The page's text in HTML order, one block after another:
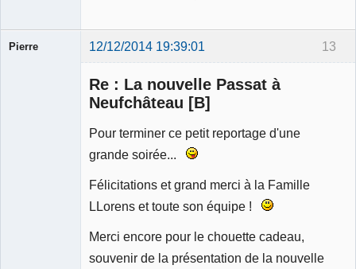
13
Pierre 12/12/2014 19:39:01
Re : La nouvelle Passat à
Neufchâteau [B]
Pour terminer ce petit reportage d'une
grande soirée...
Félicitations et grand merci à la Famille
LLorens et toute son équipe !
Merci encore pour le chouette cadeau,
souvenir de la présentation de la nouvelle